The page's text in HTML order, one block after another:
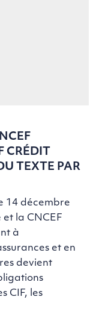
CRÉDIT
TEXTE PAR
14 décembre
et la CNCEF
à
et en
devient
CIF, les